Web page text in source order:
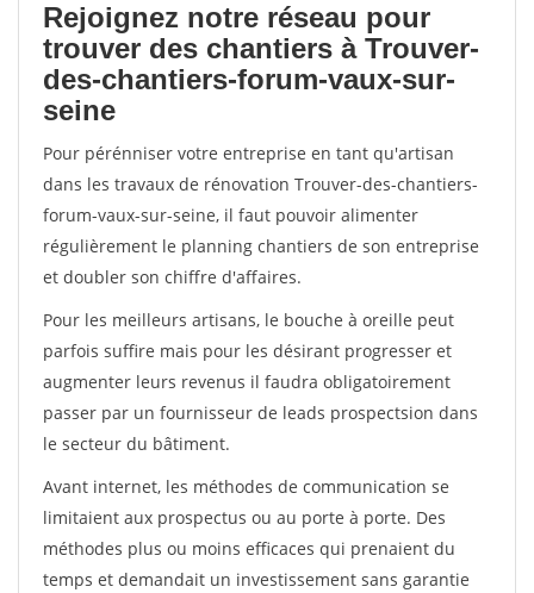
Rejoignez notre réseau pour
trouver des chantiers à Trouver-
des-chantiers-forum-vaux-sur-
seine
Pour pérénniser votre entreprise en tant qu'artisan
dans les travaux de rénovation Trouver-des-chantiers-
forum-vaux-sur-seine, il faut pouvoir alimenter
régulièrement le planning chantiers de son entreprise
et doubler son chiffre d'affaires.
Pour les meilleurs artisans, le bouche à oreille peut
parfois suffire mais pour les désirant progresser et
augmenter leurs revenus il faudra obligatoirement
passer par un fournisseur de leads prospectsion dans
le secteur du bâtiment.
Avant internet, les méthodes de communication se
limitaient aux prospectus ou au porte à porte. Des
méthodes plus ou moins efficaces qui prenaient du
temps et demandait un investissement sans garantie